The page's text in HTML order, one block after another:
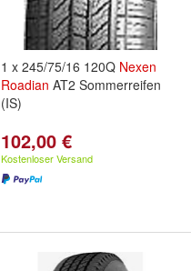
1 x 245/75/16 120Q Nexen
Roadian AT2 Sommerreifen
(IS)
102,00 €
Kostenloser Versand